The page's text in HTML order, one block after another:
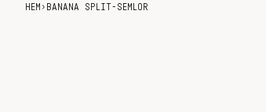
HEM › BANANA SPLIT-SEMLOR